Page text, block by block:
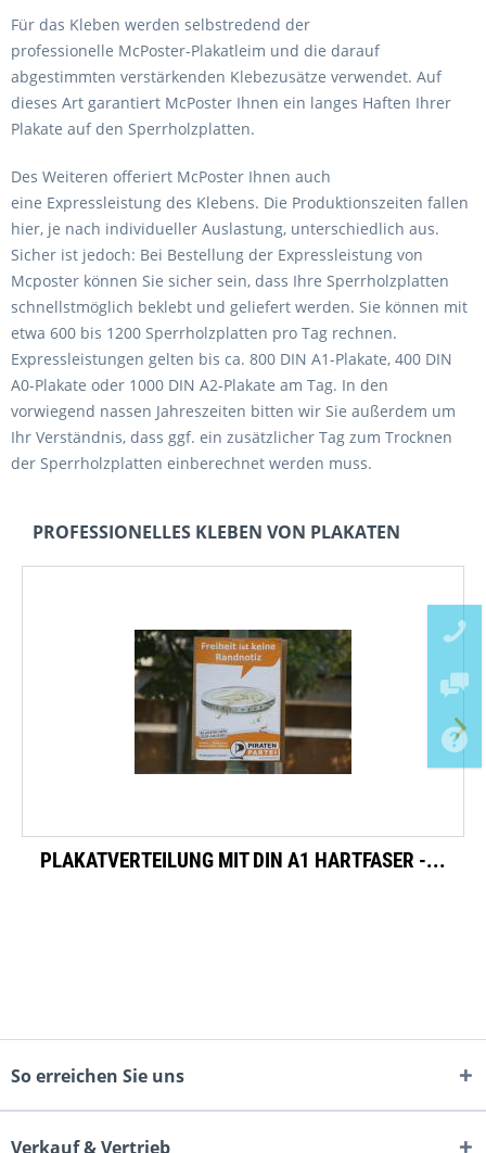
Für das Kleben werden selbstredend der
professionelle McPoster-Plakatleim und die darauf
abgestimmten verstärkenden Klebezusätze verwendet. Auf
dieses Art garantiert McPoster Ihnen ein langes Haften Ihrer
Plakate auf den Sperrholzplatten.
Des Weiteren offeriert McPoster Ihnen auch
eine Expressleistung des Klebens. Die Produktionszeiten fallen
hier, je nach individueller Auslastung, unterschiedlich aus.
Sicher ist jedoch: Bei Bestellung der Expressleistung von
Mcposter können Sie sicher sein, dass Ihre Sperrholzplatten
schnellstmöglich beklebt und geliefert werden. Sie können mit
etwa 600 bis 1200 Sperrholzplatten pro Tag rechnen.
Expressleistungen gelten bis ca. 800 DIN A1-Plakate, 400 DIN
A0-Plakate oder 1000 DIN A2-Plakate am Tag. In den
vorwiegend nassen Jahreszeiten bitten wir Sie außerdem um
Ihr Verständnis, dass ggf. ein zusätzlicher Tag zum Trocknen
der Sperrholzplatten einberechnet werden muss.
PROFESSIONELLES KLEBEN VON PLAKATEN
PLAKATVERTEILUNG MIT DIN A1 HARTFASER -...
So erreichen Sie uns
Verkauf & Vertrieb